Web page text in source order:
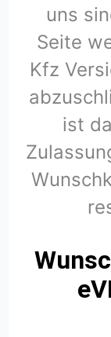
uns
Seite
Kfz
ist